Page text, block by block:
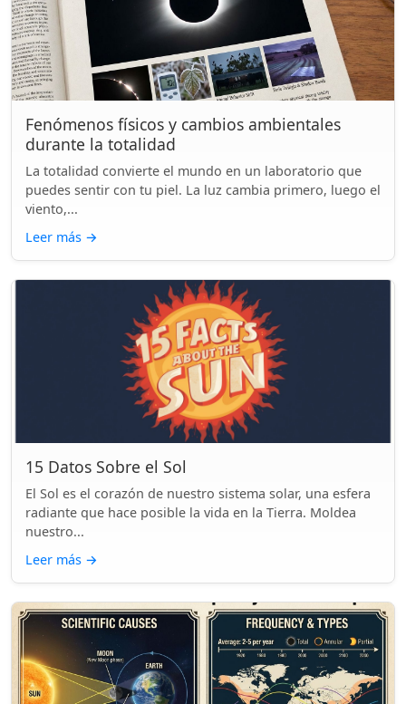
Fenómenos físicos y cambios ambientales
durante la totalidad
La totalidad convierte el mundo en un laboratorio que
puedes sentir con tu piel. La luz cambia primero, luego el
viento,...
Leer más →
15 Datos Sobre el Sol
El Sol es el corazón de nuestro sistema solar, una esfera
radiante que hace posible la vida en la Tierra. Moldea
nuestro...
Leer más →